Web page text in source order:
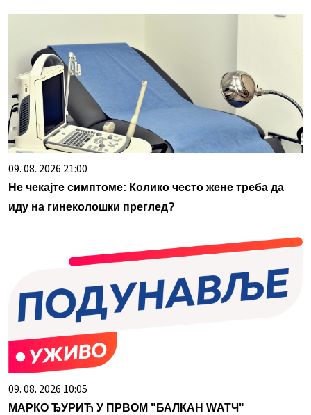
09. 08. 2026 21:00
Не чекајте симптоме: Колико често жене треба да
иду на гинеколошки преглед?
09. 08. 2026 10:05
МАРКО ЂУРИЋ У ПРВОМ "БАЛКАН WАТЧ"